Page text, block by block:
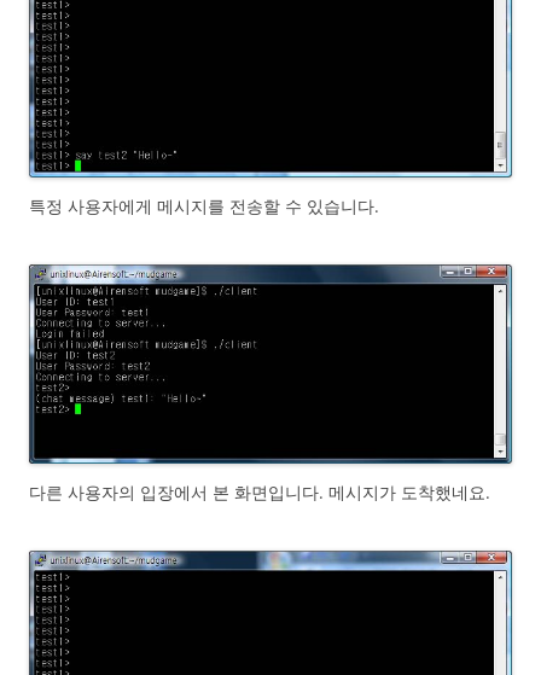
특정 사용자에게 메시지를 전송할 수 있습니다.
다른 사용자의 입장에서 본 화면입니다. 메시지가 도착했네요.